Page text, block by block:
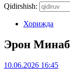
Qidirshish:
Хорижда
Эрон Минаб
10.06.2026 16:45